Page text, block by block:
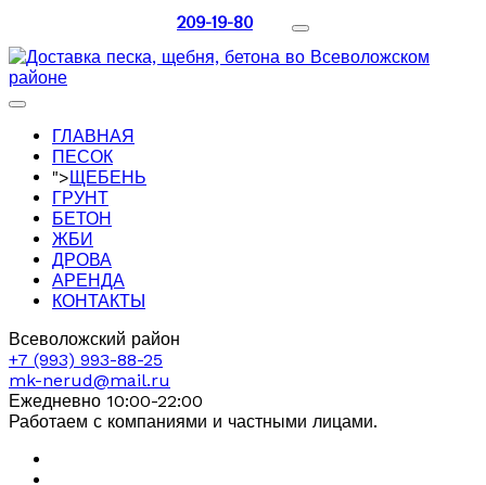
209-19-80
ГЛАВНАЯ
ПЕСОК
">ЩЕБЕНЬ
ГРУНТ
БЕТОН
ЖБИ
ДРОВА
АРЕНДА
КОНТАКТЫ
Всеволожский район
+7 (993) 993-88-25
mk-nerud@mail.ru
Ежедневно 10:00-22:00
Работаем с компаниями и частными лицами.